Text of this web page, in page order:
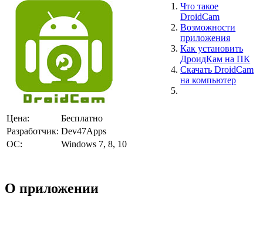
Что такое
DroidCam
Возможности
приложения
Как установить
ДроидКам на ПК
Скачать DroidCam
на компьютер
Цена:
Бесплатно
Разработчик: Dev47Apps
ОС:
Windows 7, 8, 10
О приложении